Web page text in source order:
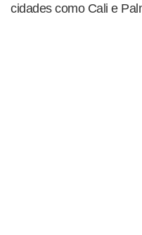
cidades como Cali e